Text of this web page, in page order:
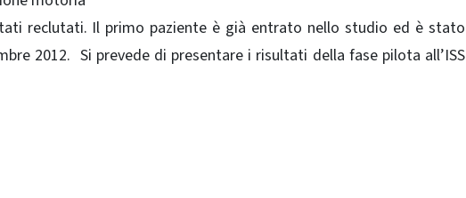
reclutati. Il primo paziente è già entrato nello studio ed è stato
2012. Si prevede di presentare i risultati della fase pilota all’ISS